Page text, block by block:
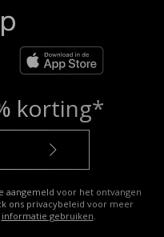
korting*
aangemeld voor het ontvangen
ons privacybeleid voor meer
informatie gebruiken.